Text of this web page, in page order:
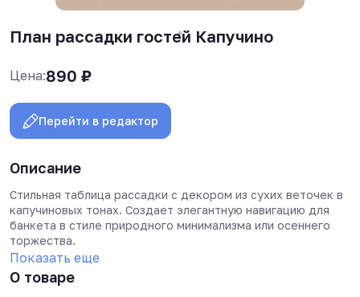
План рассадки гостей Капучино
Цена:890 ₽
Перейти в редактор
Описание
Стильная таблица рассадки с декором из сухих веточек в
капучиновых тонах. Создает элегантную навигацию для
банкета в стиле природного минимализма или осеннего
торжества.
Показать еще
О товаре